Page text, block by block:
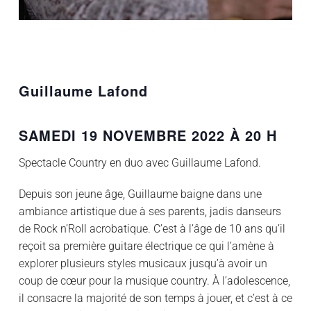
Guillaume Lafond
SAMEDI 19 NOVEMBRE 2022 À 20 H
Spectacle Country en duo avec Guillaume Lafond.
Depuis son jeune âge, Guillaume baigne dans une
ambiance artistique due à ses parents, jadis danseurs
de Rock n’Roll acrobatique. C’est à l’âge de 10 ans qu’il
reçoit sa première guitare électrique ce qui l’amène à
explorer plusieurs styles musicaux jusqu’à avoir un
coup de cœur pour la musique country. À l’adolescence,
il consacre la majorité de son temps à jouer, et c’est à ce